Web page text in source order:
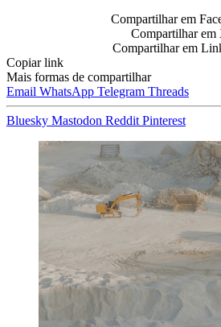
Compartilhar em
Compartilhar em
Compartilhar em
Copiar link
Mais formas de compartilhar
Email WhatsApp Telegram Threads
Bluesky Mastodon Reddit Pinterest